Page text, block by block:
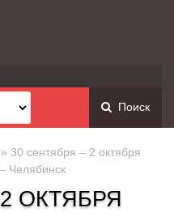
Поиск
» 30 сентября – 2 октября
Челябинск
ОКТЯБРЯ